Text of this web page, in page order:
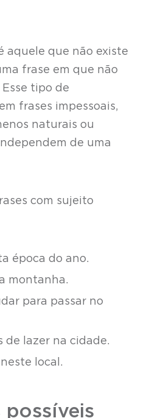
aquele que não existe
frase em que não
tipo de
frases impessoais,
naturais ou
de uma
com sujeito
época do ano.
montanha.
para passar no
de lazer na cidade.
local.
possíveis